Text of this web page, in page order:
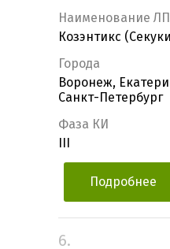
Наименование ЛП
Козэнтикс
Города
Воронеж,
Санкт-Петербург
Фаза КИ
Подробнее
6.